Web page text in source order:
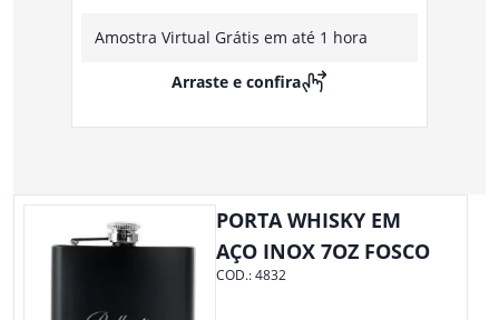
Amostra Virtual Grátis em até 1 hora
Arraste e confira
PORTA WHISKY EM
AÇO INOX 7OZ FOSCO
COD.:4832